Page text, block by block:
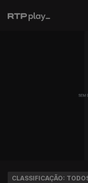
CLASSIFICAÇÃO: